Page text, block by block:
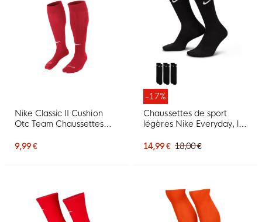
Nike Classic II Cushion
Otc Team Chaussettes
9,99 €
-17%
Chaussettes de sport
légères Nike Everyday, lot
14,99 € 18,00 €